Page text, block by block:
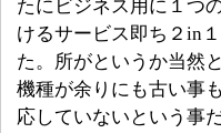
たにビジネス用に１つ
けるサービス即ち２in
た。所がというか当然
機種が余りにも古い事
応していないという事